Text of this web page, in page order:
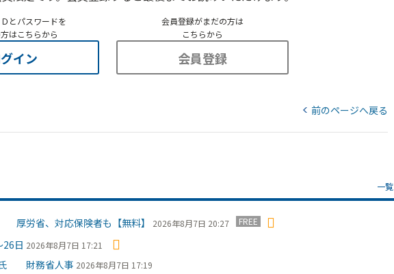
とパスワードを
はこちらから
イン
会員登録がまだの方は
こちらから
会員登録
前のページへ戻る
一覧
厚労省、対応保険者も【無料】 2026年8月7日 20:27 FREE
日 2026年8月7日 17:21
氏 財務省人事 2026年8月7日 17:19